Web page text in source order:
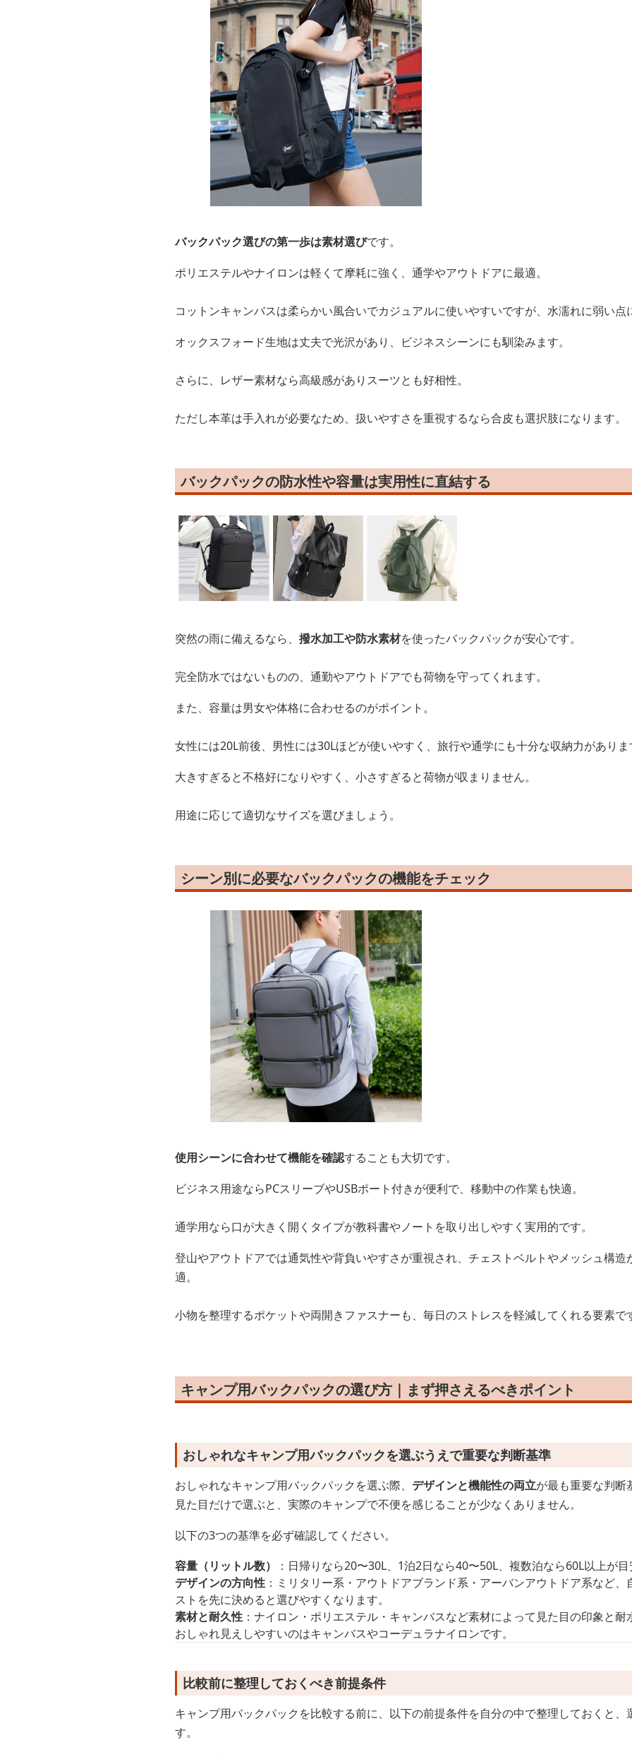
バックパック選びの第一歩は素材選びです。
ポリエステルやナイロンは軽くて摩耗に強く、通学やアウトドアに最適。
コットンキャンバスは柔らかい風合いでカジュアルに使いやすいですが、水濡れに弱い点
オックスフォード生地は丈夫で光沢があり、ビジネスシーンにも馴染みます。
さらに、レザー素材なら高級感がありスーツとも好相性。
ただし本革は手入れが必要なため、扱いやすさを重視するなら合皮も選択肢になります。
バックパックの防水性や容量は実用性に直結する
突然の雨に備えるなら、 撥水加工や防水素材を使ったバックパックが安心です。
完全防水ではないものの、通勤やアウトドアでも荷物を守ってくれます。
また、容量は男女や体格に合わせるのがポイント。
女性には20L前後、男性には30Lほどが使いやすく、旅行や通学にも十分な収納力があり
大きすぎると不格好になりやすく、小さすぎると荷物が収まりません。
用途に応じて適切なサイズを選びましょう。
シーン別に必要なバックパックの機能をチェック
使用シーンに合わせて機能を確認することも大切です。
ビジネス用途ならPCスリーブやUSBポート付きが便利で、移動中の作業も快適。
通学用なら口が大きく開くタイプが教科書やノートを取り出しやすく実用的です。
登山やアウトドアでは通気性や背負いやすさが重視され、チェストベルトやメッシュ構
適。
小物を整理するポケットや両開きファスナーも、毎日のストレスを軽減してくれる要素で
キャンプ用バックパックの選び方｜まず押さえるべきポイント
おしゃれなキャンプ用バックパックを選ぶうえで重要な判断基準
おしゃれなキャンプ用バックパックを選ぶ際、 デザインと機能性の両立が最も重要な判断
見た目だけで選ぶと、実際のキャンプで不便を感じることが少なくありません。
以下の3つの基準を必ず確認してください。
容量（リットル数）
：日帰りなら20〜30L、1泊2日なら40〜50L、複数泊なら60L以上が
デザインの方向性 ：ミリタリー系・アウトドアブランド系・アーバンアウトドア系など
ストを先に決めると選びやすくなります。
素材と耐久性 ：ナイロン・ポリエステル・キャンバスなど素材によって見た目の印象と
おしゃれ見えしやすいのはキャンバスやコーデュラナイロンです。
比較前に整理しておくべき前提条件
キャンプ用バックパックを比較する前に、以下の前提条件を自分の中で整理しておくと
す。